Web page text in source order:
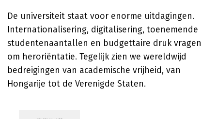
De universiteit staat voor enorme uitdagingen.
Internationalisering, digitalisering, toenemende
studentenaantallen en budgettaire druk vragen
om heroriëntatie. Tegelijk zien we wereldwijd
bedreigingen van academische vrijheid, van
Hongarije tot de Verenigde Staten.